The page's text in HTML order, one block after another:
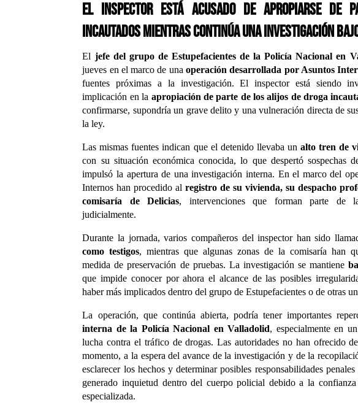
El inspector está acusado de apropiarse de
incautados mientras continúa una investigación
El jefe del grupo de Estupefacientes de la Policía Nacional en
jueves en el marco de una operación desarrollada por Asuntos
fuentes próximas a la investigación. El inspector está siendo
implicación en la apropiación de parte de los alijos de droga
confirmarse, supondría un grave delito y una vulneración directa de
la ley.
Las mismas fuentes indican que el detenido llevaba un alto tren de
con su situación económica conocida, lo que despertó sospechas
impulsó la apertura de una investigación interna. En el marco del
Internos han procedido alregistro de su vivienda, su despacho
comisaría de Delicias, intervenciones que forman parte de
judicialmente.
Durante la jornada, varios compañeros del inspector han sido
como testigos, mientras que algunas zonas de la comisaría han
medida de preservación de pruebas. La investigación se mantiene
que impide conocer por ahora el alcance de las posibles
haber más implicados dentro del grupo de Estupefacientes o de otras
La operación, que continúa abierta, podría tener importantes
interna de la Policía Nacional en Valladolid, especialmente en
lucha contra el tráfico de drogas. Las autoridades no han ofrecido
momento, a la espera del avance de la investigación y de la
esclarecer los hechos y determinar posibles responsabilidades
generado inquietud dentro del cuerpo policial debido a la confianza
especializada.